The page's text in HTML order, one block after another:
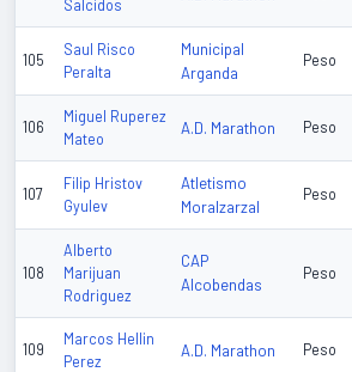
Salcidos
105
Saul Risco
Peralta
Municipal
Arganda
Peso
106
Miguel Ruperez
Mateo
A.D. Marathon Peso
107
Filip Hristov
Gyulev
Atletismo
Moralzarzal
Peso
108
Alberto
Marijuan
Rodriguez
CAP
Alcobendas
Peso
109
Marcos Hellin
Perez
A.D. Marathon Peso